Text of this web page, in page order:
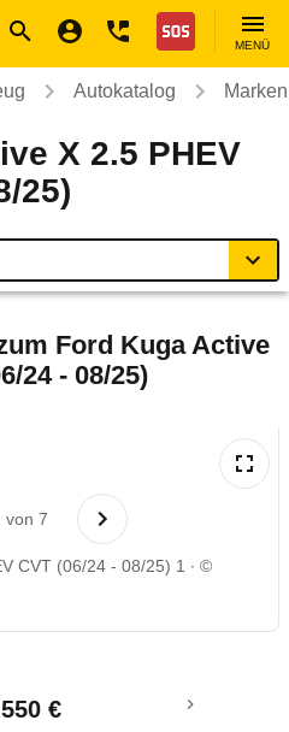
Nothilfe
MENÜ
Autokatalog
X 2.5 PHEV
25)
Ford Kuga Active
24 - 08/25)
von 7
CVT (06/24 - 08/25) 1
©
€